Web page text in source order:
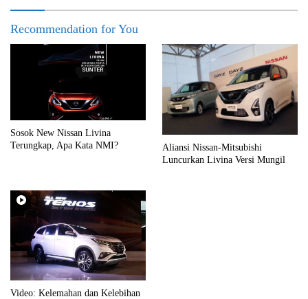
Recommendation for You
Sosok New Nissan Livina
Terungkap, Apa Kata NMI?
Aliansi Nissan-Mitsubishi
Luncurkan Livina Versi Mungil
Video: Kelemahan dan Kelebihan